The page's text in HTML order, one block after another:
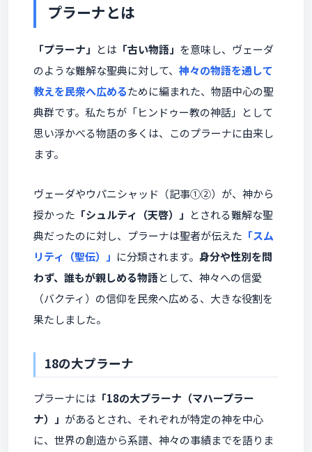
プラーナとは
「プラーナ」 とは 「古い物語」 を意味し、ヴェーダ
のような難解な聖典に対して、 神々の物語を通して
教えを民衆へ広めるために編まれた、物語中心の聖
典群です。私たちが「ヒンドゥー教の神話」として
思い浮かべる物語の多くは、このプラーナに由来し
ます。
ヴェーダやウパニシャッド（記事①②）が、神から
授かった 「シュルティ（天啓）」 とされる難解な聖
典だったのに対し、プラーナは聖者が伝えた 「スム
リティ（聖伝）」 に分類されます。 身分や性別を問
わず、誰もが親しめる物語として、神々への信愛
（バクティ）の信仰を民衆へ広める、大きな役割を
果たしました。
18の大プラーナ
プラーナには 「18の大プラーナ（マハープラー
ナ）」 があるとされ、それぞれが特定の神を中心
に、世界の創造から系譜、神々の事績までを語りま